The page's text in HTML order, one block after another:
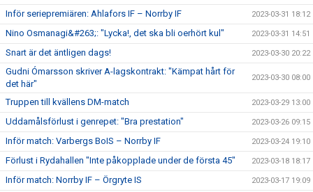
Inför seriepremiären: Ahlafors IF – Norrby IF 2023-03-31 18:12
Nino Osmanagi&#263;: "Lycka!, det ska bli oerhört kul" 2023-03-31 14:51
Snart är det äntligen dags! 2023-03-30 20:22
Gudni Ómarsson skriver A-lagskontrakt: "Kämpat hårt för
det här"
2023-03-30 08:00
Truppen till kvällens DM-match 2023-03-29 13:00
Uddamålsförlust i genrepet: "Bra prestation" 2023-03-26 09:15
Inför match: Varbergs BoIS – Norrby IF 2023-03-24 19:10
Förlust i Rydahallen "Inte påkopplade under de första 45" 2023-03-18 18:17
Inför match: Norrby IF – Örgryte IS 2023-03-17 19:09